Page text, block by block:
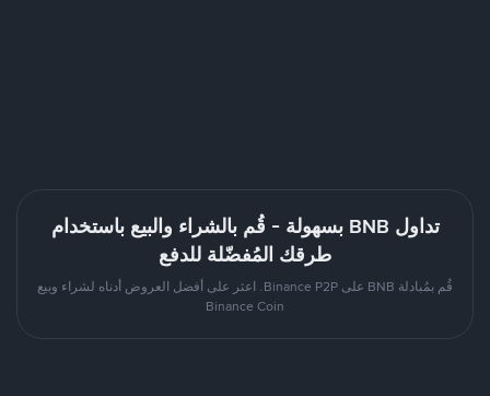
تداول BNB بسهولة - قُم بالشراء والبيع باستخدام
طرقك المُفضّلة للدفع
قُم بمُبادلة BNB على Binance P2P. اعثر على أفضل العروض أدناه لشراء وبيع
Binance Coin